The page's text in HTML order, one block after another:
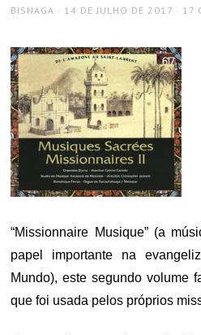
AUTHOR
BISNAGA
POSTED
14 DE JULHO DE 2017 17
“Missionnaire Musique” (a
papel importante na
Mundo), este segundo volume
que foi usada pelos próprios